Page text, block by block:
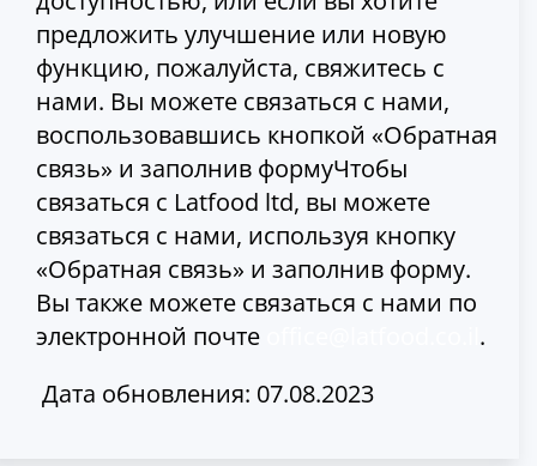
предложить улучшение или новую
функцию, пожалуйста, свяжитесь с
нами. Вы можете связаться с нами,
воспользовавшись кнопкой «Обратная
связь» и заполнив формуЧтобы
связаться с Latfood ltd, вы можете
связаться с нами, используя кнопку
«Обратная связь» и заполнив форму.
Вы также можете связаться с нами по
электронной почте
.
Дата обновления: 07.08.2023